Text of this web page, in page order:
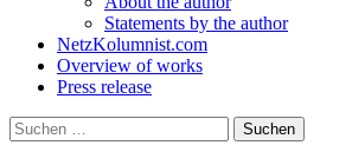
Statements by the author
NetzKolumnist.com
Overview of works
Press release
Suchen
nach: